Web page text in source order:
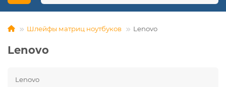
Шлейфы матриц ноутбуков Lenovo
Lenovo
Lenovo